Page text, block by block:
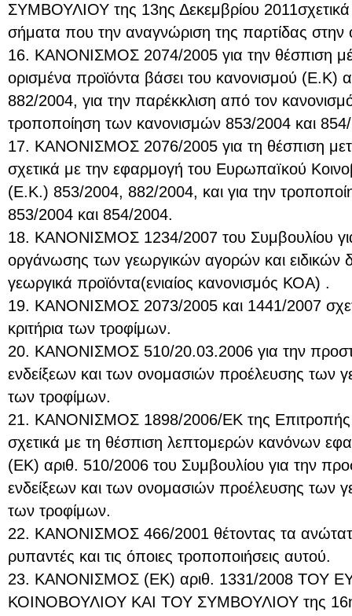
ΣΥΜΒΟΥΛΙΟΥ της 13ης Δεκεμβρίου 2011σχετικά
σήματα που την αναγνώριση της παρτίδας στην
16. ΚΑΝΟΝΙΣΜΟΣ 2074/2005 για την θέσπιση
ορισμένα προϊόντα βάσει του κανονισμού (Ε.Κ)
882/2004, για την παρέκκλιση από τον
τροποποίηση των κανονισμών 853/2004 και
17. ΚΑΝΟΝΙΣΜΟΣ 2076/2005 για τη θέσπιση
σχετικά με την εφαρμογή του Ευρωπαïκού
(Ε.Κ.) 853/2004, 882/2004, και για την
853/2004 και 854/2004.
18. ΚΑΝΟΝΙΣΜΟΣ 1234/2007 του Συμβουλίου
οργάνωσης των γεωργικών αγορών και ειδικών
γεωργικά προϊόντα(ενιαίος κανονισμός ΚΟΑ) .
19. ΚΑΝΟΝΙΣΜΟΣ 2073/2005 και 1441/2007
κριτήρια των τροφίμων.
20. ΚΑΝΟΝΙΣΜΟΣ 510/20.03.2006 για την
ενδείξεων και των ονομασιών προέλευσης των
των τροφίμων.
21. ΚΑΝΟΝΙΣΜΟΣ 1898/2006/ΕΚ της Επιτροπής
σχετικά με τη θέσπιση λεπτομερών κανόνων
(ΕΚ) αριθ. 510/2006 του Συμβουλίου για την
ενδείξεων και των ονομασιών προέλευσης των
των τροφίμων.
22. ΚΑΝΟΝΙΣΜΟΣ 466/2001 θέτοντας τα
ρυπαντές και τις όποιες τροποποιήσεις αυτού.
23. ΚΑΝΟΝΙΣΜΟΣ (ΕΚ) αριθ. 1331/2008 ΤΟΥ
ΚΟΙΝΟΒΟΥΛΙΟΥ ΚΑΙ ΤΟΥ ΣΥΜΒΟΥΛΙΟΥ της 16ης